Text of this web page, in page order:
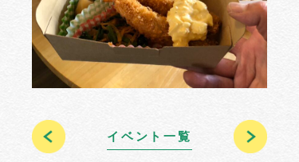
イベント一覧